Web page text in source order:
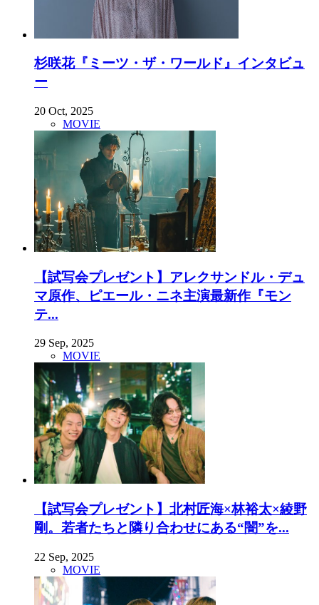
杉咲花『ミーツ・ザ・ワールド』インタビュ
ー
20 Oct, 2025
MOVIE
【試写会プレゼント】アレクサンドル・デュ
マ原作、ピエール・ニネ主演最新作『モン
テ...
29 Sep, 2025
MOVIE
【試写会プレゼント】北村匠海×林裕太×綾野
剛。若者たちと隣り合わせにある“闇”を...
22 Sep, 2025
MOVIE